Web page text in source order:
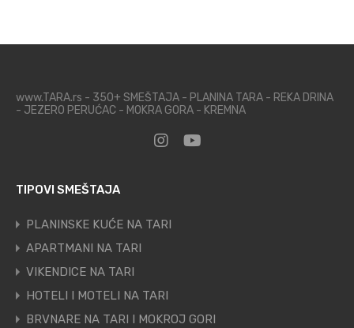
www.TARA.rs - 350+ SMEŠTAJA - PLANINA TARA - REKA DRINA
- JEZERO PERUĆAC - MOKRA GORA - KREMNA
TIPOVI SMEŠTAJA
PLANINSKE KUĆE NA TARI
APARTMANI NA TARI
VIKENDICE NA TARI
HOTELI I MOTELI NA TARI
BRVNARE NA TARI I MOKROJ GORI